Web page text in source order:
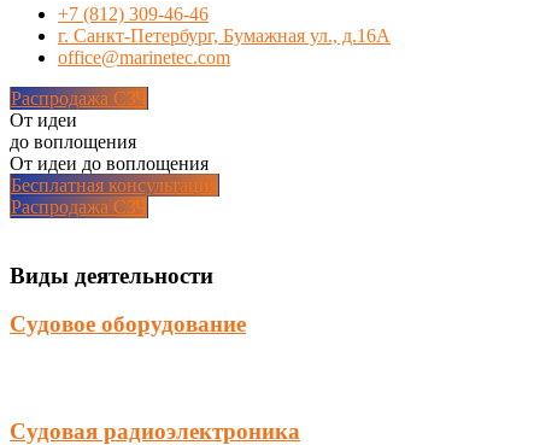
+7 (812) 309-46-46
г. Санкт-Петербург, Бумажная ул., д.16А
office@marinetec.com
Распродажа СЗЧ
От идеи
до воплощения
От идеи до воплощения
Бесплатная консультация
Распродажа СЗЧ
Виды деятельности
Судовое оборудование
Судовая радиоэлектроника